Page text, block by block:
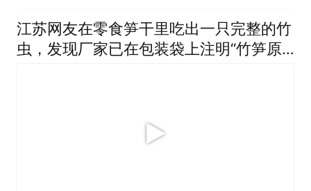
江苏网友在零食笋干里吃出一只完整的竹
虫，发现厂家已在包装袋上注明“竹笋原